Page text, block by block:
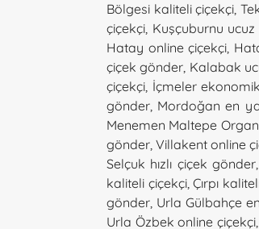
Bölgesi kaliteli çiçekçi,
çiçekçi, Kuşçuburnu
Hatay online çiçekçi,
çiçek gönder, Kalabak
çiçekçi, İçmeler
gönder, Mordoğan en
Menemen Maltepe
gönder,Villakent online
Selçuk hızlı çiçek gönder,
kaliteli çiçekçi,Çırpı
gönder, Urla Gülbahçe
Urla Özbek online çiçekçi,